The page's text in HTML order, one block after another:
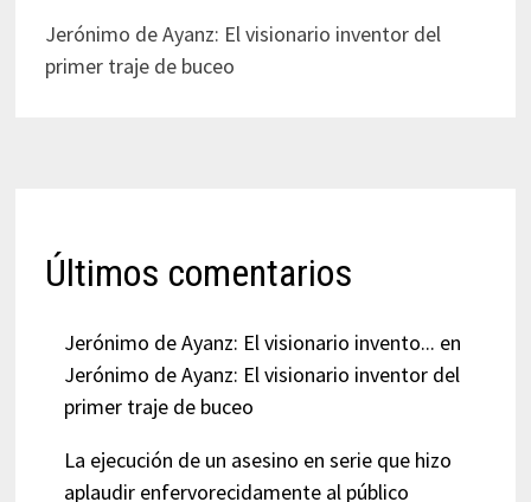
Jerónimo de Ayanz: El visionario inventor del
primer traje de buceo
Últimos comentarios
Jerónimo de Ayanz: El visionario invento... en
Jerónimo de Ayanz: El visionario inventor del
primer traje de buceo
La ejecución de un asesino en serie que hizo
aplaudir enfervorecidamente al público